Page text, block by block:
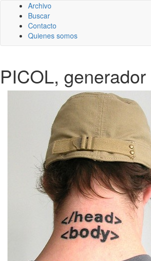
Archivo
Buscar
Contacto
Quienes somos
PICOL,